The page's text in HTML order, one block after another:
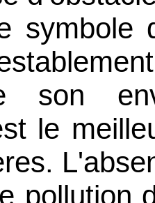
symbole
son
le
pollution